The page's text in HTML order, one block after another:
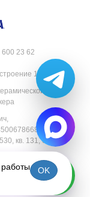
600 23 62
1.
кв. 131, e-
данных
OK